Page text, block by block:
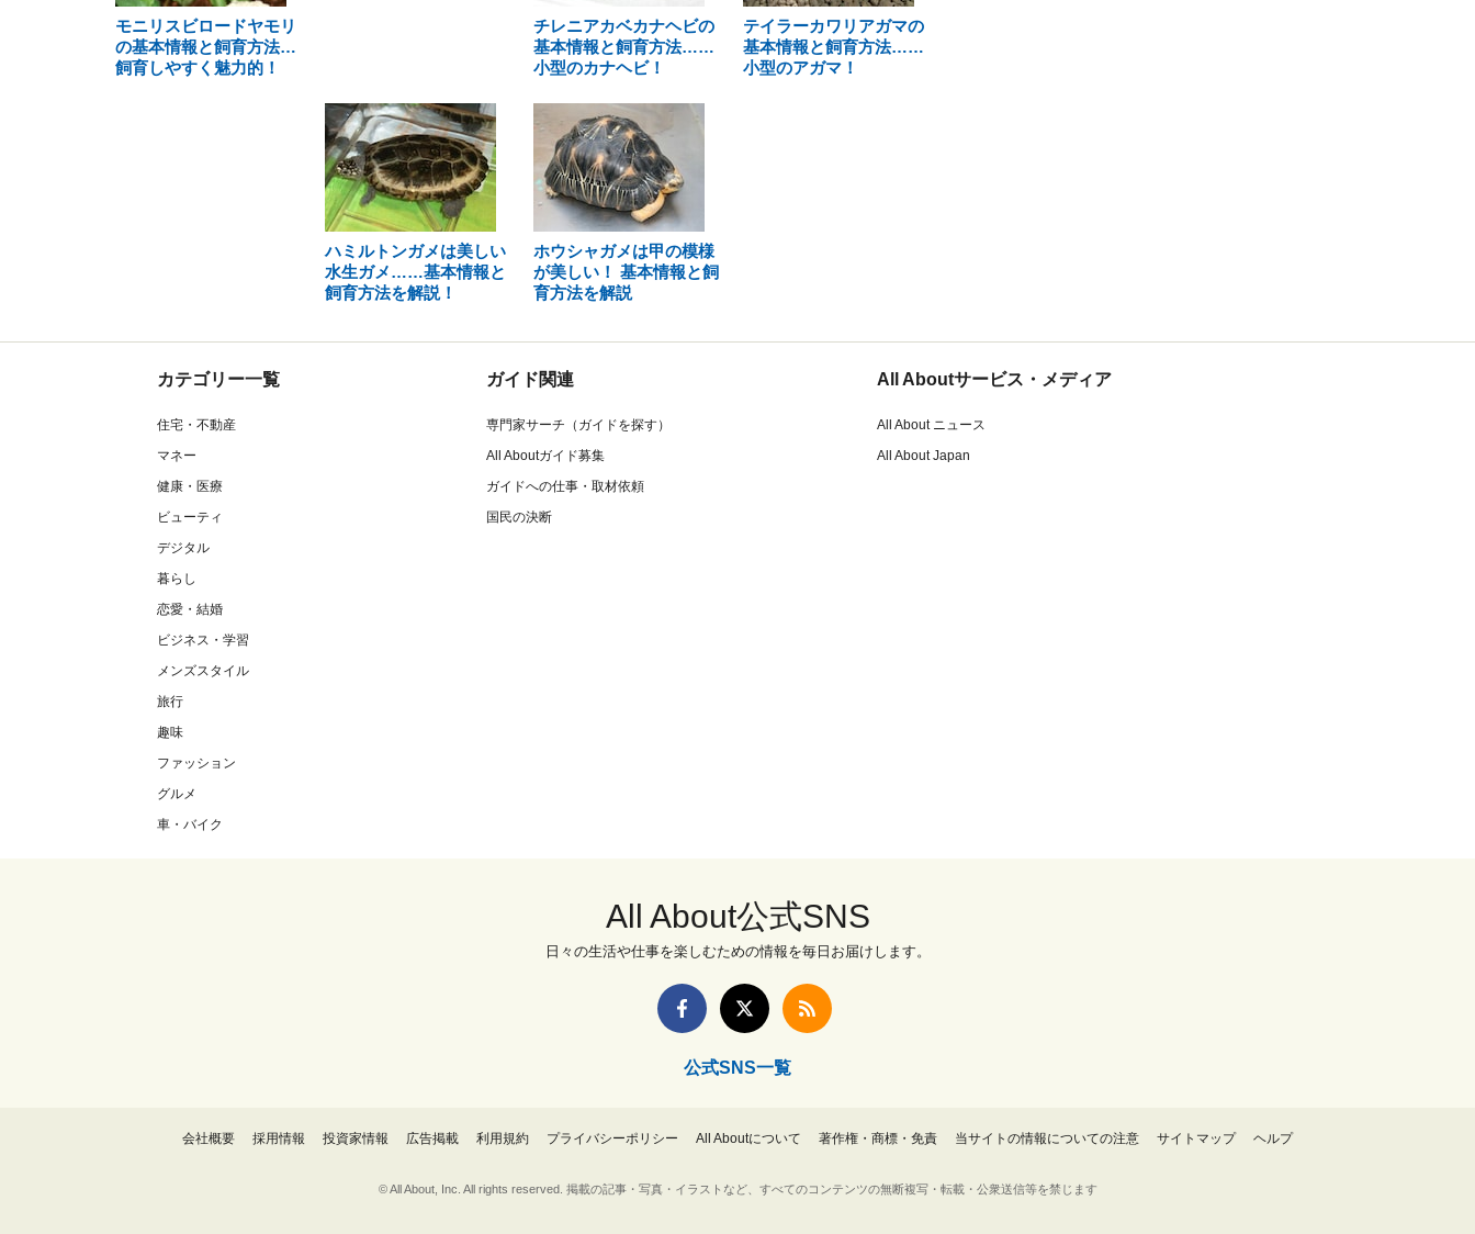
モニリスビロードヤモリ
の基本情報と飼育方法…
飼育しやすく魅力的！
チレニアカベカナヘビの
基本情報と飼育方法……
小型のカナヘビ！
テイラーカワリアガマの
基本情報と飼育方法……
小型のアガマ！
ハミルトンガメは美しい
水生ガメ……基本情報と
飼育方法を解説！
ホウシャガメは甲の模様
が美しい！ 基本情報と飼
育方法を解説
カテゴリー一覧
住宅・不動産
マネー
健康・医療
ビューティ
デジタル
暮らし
恋愛・結婚
ビジネス・学習
メンズスタイル
旅行
趣味
ファッション
グルメ
車・バイク
ガイド関連
専門家サーチ（ガイドを探す）
All Aboutガイド募集
ガイドへの仕事・取材依頼
国民の決断
All Aboutサービス・メディア
All About ニュース
All About Japan
All About公式SNS
日々の生活や仕事を楽しむための情報を毎日お届けします。
公式SNS一覧
会社概要 採用情報 投資家情報 広告掲載 利用規約 プライバシーポリシー All Aboutについて 著作権・商標・免責 当サイトの情報についての注意 サイトマップ ヘルプ
© All About, Inc. All rights reserved. 掲載の記事・写真・イラストなど、すべてのコンテンツの無断複写・転載・公衆送信等を禁じます